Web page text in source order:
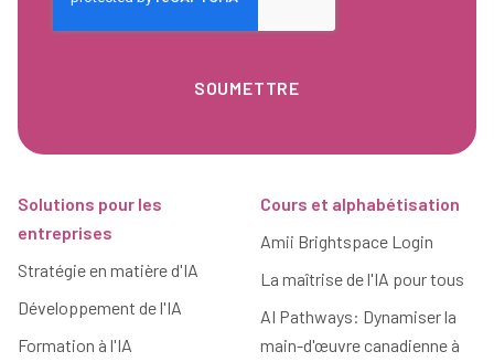
Solutions pour les
entreprises
Stratégie en matière d'IA
Développement de l'IA
Formation à l'IA
Cours et alphabétisation
Amii Brightspace Login
La maîtrise de l'IA pour tous
AI Pathways: Dynamiser la
main-d'œuvre canadienne à